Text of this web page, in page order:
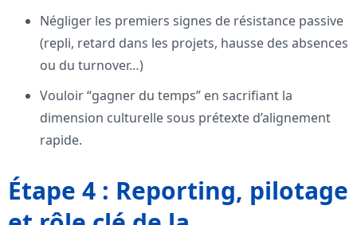
Négliger les premiers signes de résistance passive
(repli, retard dans les projets, hausse des absences
ou du turnover…)
Vouloir “gagner du temps” en sacrifiant la
dimension culturelle sous prétexte d’alignement
rapide.
Étape 4 : Reporting, pilotage